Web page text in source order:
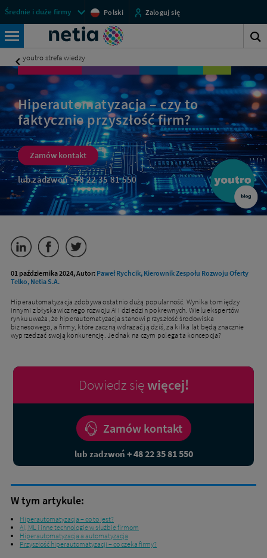
Hiperautomatyzacja
co
to
za
podejście?
Biznes
Netia
Menu
przestrzeni
klienckich
Średnie i duże firmy Polski Zaloguj się
Netia
BDI
-
Internet
symetryczny
(łącze
symetryczne)
dla
firm
Wyszukiwarka
youtro strefa wiedzy
Hiperautomatyzacja – czy to
faktycznie przyszłość firm?
Zamów kontakt
lub zadzwoń+48 22 35 81 550
01 października 2024, Autor: Paweł Rychcik, Kierownik Zespołu Rozwoju Oferty
Telko, Netia S.A.
Hiperautomatyzacja zdobywa ostatnio dużą popularność. Wynika to między
innymi z błyskawicznego rozwoju AI i dziedzin pokrewnych. Wielu ekspertów
rynku uważa, że hiperautomatyzacja stanowi przyszłość środowiska
biznesowego, a firmy, które zaczną wdrażać ją dziś, za kilka lat będą znacznie
wyprzedzać swoją konkurencję. Jednak na czym polega ta koncepcja?
Dowiedz sięwięcej!
Zamów kontakt
lub zadzwoń + 48 22 35 81 550
W tym artykule:
Hiperautomatyzacja – co to jest?
AI, ML i inne technologie w służbie firmom
Hiperautomatyzacja a automatyzacja
Przyszłość hiperautomatyzacji – co czeka firmy?